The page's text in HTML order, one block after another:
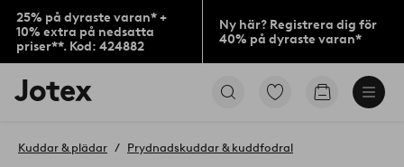
25% på dyraste varan* +
10% extra på nedsatta
priser**. Kod: 424882
Ny här? Registrera dig för
40% på dyraste varan*
Jotex
logotyp
till
Gå
produkter
Gå
Kuddar & plädar Prydnadskuddar & kuddfodral